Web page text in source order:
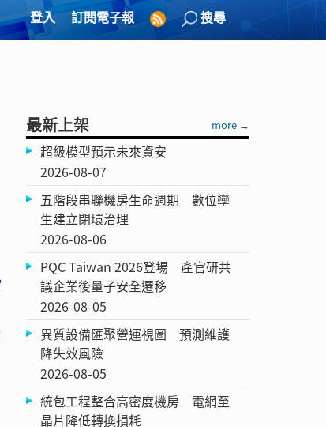
登入 訂閱電子報 搜尋
最新上架 more →
超級模型預示未來資安
2026-08-07
五階段串聯機房生命週期 數位孿
生建立閉環治理
2026-08-06
PQC Taiwan 2026登場 產官研共
議企業後量子安全遷移
2026-08-05
異質設備匯聚營運視圖 預測維護
降失效風險
2026-08-05
統包工程整合高密度機房 電網至
晶片降低轉換損耗